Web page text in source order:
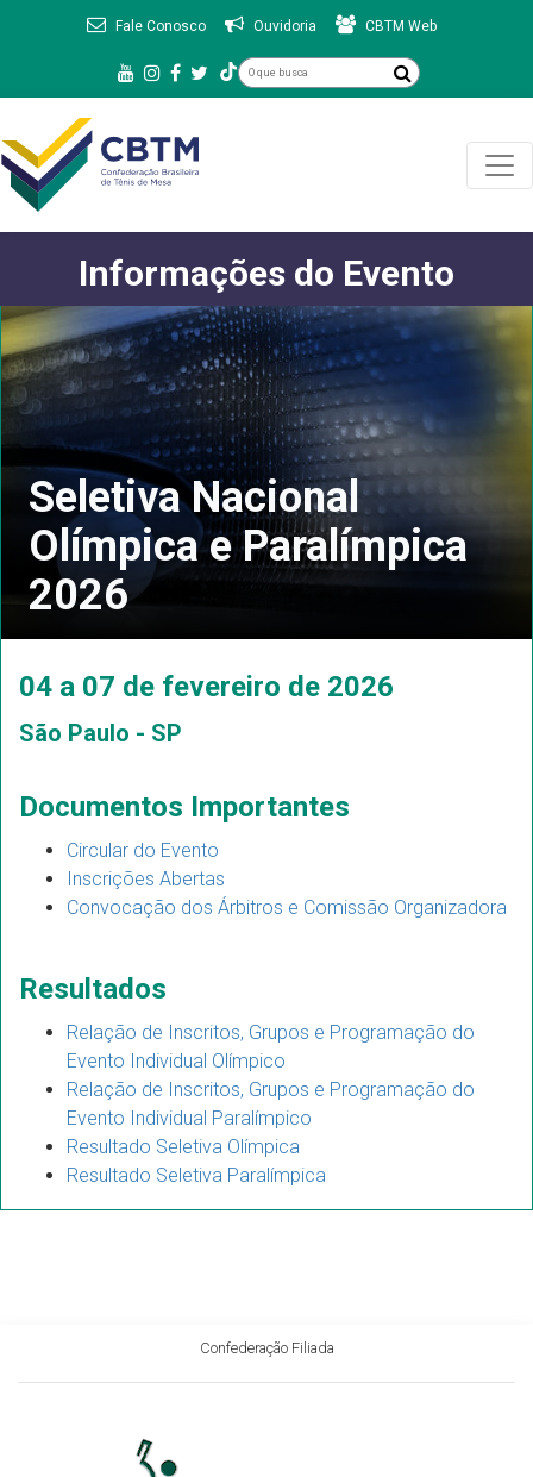
Fale Conosco Ouvidoria CBTM Web
Informações do Evento
Seletiva Nacional
Olímpica e Paralímpica
2026
04 a 07 de fevereiro de 2026
São Paulo - SP
Documentos Importantes
Circular do Evento
Inscrições Abertas
Convocação dos Árbitros e Comissão Organizadora
Resultados
Relação de Inscritos, Grupos e Programação do
Evento Individual Olímpico
Relação de Inscritos, Grupos e Programação do
Evento Individual Paralímpico
Resultado Seletiva Olímpica
Resultado Seletiva Paralímpica
Confederação Filiada